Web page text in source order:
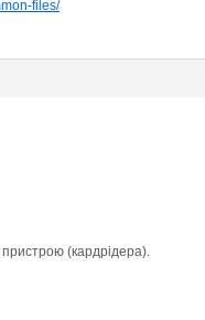
files/
(кардрідера).